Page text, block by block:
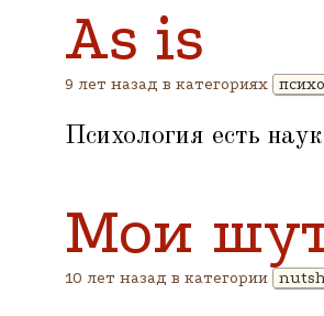
As is
9 лет назад в категориях
Психология есть
Мои
10 лет назад в категории